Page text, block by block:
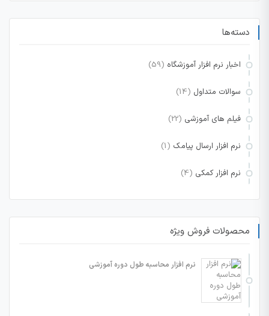
دسته‌ها
اخبار نرم افزار آموزشگاه (59)
سوالات متداول (14)
فیلم های آموزشی (22)
نرم افزار ارسال پیامک (1)
نرم افزار کمکی (4)
محصولات فروش ویژه
نرم افزار محاسبه طول دوره آموزشی